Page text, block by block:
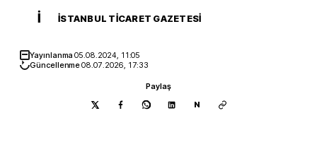
İ İSTANBUL TICARET GAZETESI
Yayınlanma05.08.2024, 11:05
Güncellenme08.07.2026, 17:33
Paylaş
N